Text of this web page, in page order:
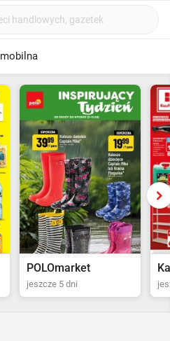
Kaufland
jeszcze 13 dni